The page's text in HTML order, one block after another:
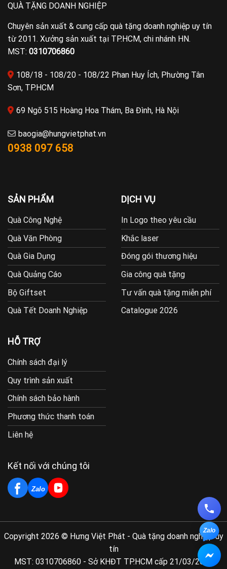
QUÀ TẶNG DOANH NGHIỆP
Chuyên sản xuất & cung cấp quà tặng doanh nghiệp uy tín
từ 2011. Xưởng sản xuất tại TP.HCM, chi nhánh HN.
MST: 0310706860
108/18 - 108/20 - 108/22 Phan Huy Ích, Phường Tân
Sơn, TP.HCM
69 Ngõ 515 Hoàng Hoa Thám, Ba Đình, Hà Nội
baogia@hungvietphat.vn
0938 097 658
SẢN PHẨM
Quà Công Nghệ
Quà Văn Phòng
Quà Gia Dụng
Quà Quảng Cáo
Bộ Giftset
Quà Tết Doanh Nghiệp
DỊCH VỤ
In Logo theo yêu cầu
Khắc laser
Đóng gói thương hiệu
Gia công quà tặng
Tư vấn quà tặng miễn phí
Catalogue 2026
HỖ TRỢ
Chính sách đại lý
Quy trình sản xuất
Chính sách bảo hành
Phương thức thanh toán
Liên hệ
Kết nối với chúng tôi
Zalo
Copyright 2026 © Hưng Việt Phát - Quà tặng doanh nghiệp uy
tín
MST: 0310706860 - Sở KHĐT TP.HCM cấp 21/03/2011
Zalo